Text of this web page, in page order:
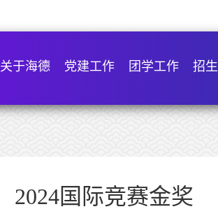
关于海德 党建工作 团学工作 招生
2024国际竞赛金奖